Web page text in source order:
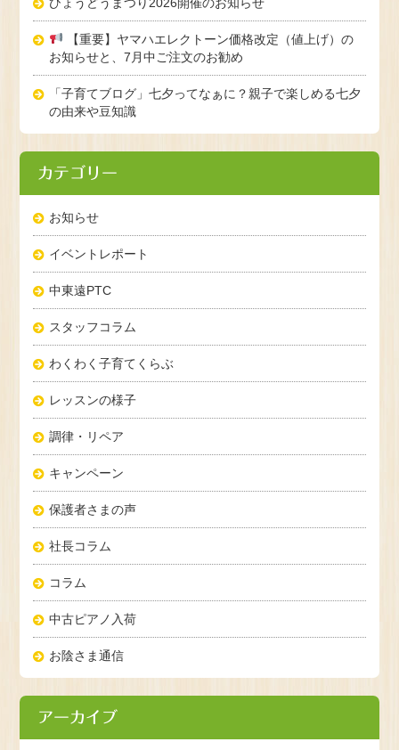
【重要】ヤマハエレクトーン価格改定（値上げ）の
お知らせと、7月中ご注文のお勧め
「子育てブログ」七夕ってなぁに？親子で楽しめる七夕
の由来や豆知識
カテゴリー
お知らせ
イベントレポート
中東遠PTC
スタッフコラム
わくわく子育てくらぶ
レッスンの様子
調律・リペア
キャンペーン
保護者さまの声
社長コラム
コラム
中古ピアノ入荷
お陰さま通信
アーカイブ